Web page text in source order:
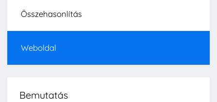
Összehasonlítás
Weboldal
Bemutatás